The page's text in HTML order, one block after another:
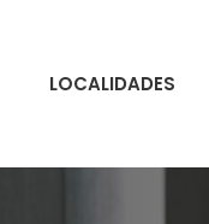
LOCALIDADES